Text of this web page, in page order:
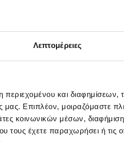
Λεπτομέρειες
περιεχομένου και
μας. Επιπλέον, μοιραζόμαστε
κοινωνικών μέσων,
τους έχετε παραχωρήσει ή τις
προϊόντα